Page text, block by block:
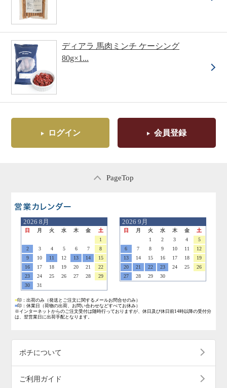
ディアラ 馬肉ミンチ ケーシング
80g×1...
ログイン 会員登録
PageTop
2026 8月
日 月 火 水 木 金
土
1
2
3 4 5 6 7
8
9
10 11 12 13 14
15
16
17 18 19 20 21
22
23
24 25 26 27 28
29
30
31
2026 9月
日 月 火 水 木 金
土
1
2 3 4
5
6
7 8 9 10 11
12
13
14 15 16 17 18
19
20
21 22 23 24 25
26
27
28 29 30
■印：出荷のみ （発送とご注文に関するメールお問合せのみ）
■印：休業日
（荷物の出荷、お問い合わせなどすべてお休み）
※インターネットからのご注文受付は随時行っておりますが、休日及び休日前14時以降の受付分
は、翌営業日に出荷手配となります。
ポチについて
ご利用ガイド